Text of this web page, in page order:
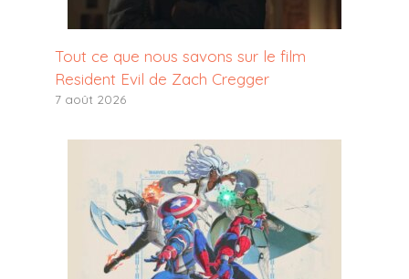
Tout ce que nous savons sur le film
Resident Evil de Zach Cregger
7 août 2026